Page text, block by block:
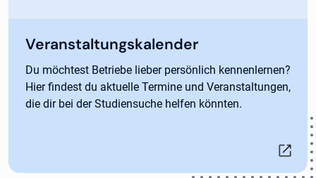
Veranstaltungskalender
Du möchtest Betriebe lieber persönlich kennenlernen?
Hier findest du aktuelle Termine und Veranstaltungen,
die dir bei der Studiensuche helfen könnten.